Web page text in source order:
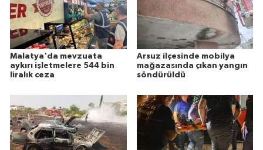
Malatya'da mevzuata
aykırı işletmelere 544 bin
liralık ceza
Arsuz ilçesinde mobilya
mağazasında çıkan yangın
söndürüldü